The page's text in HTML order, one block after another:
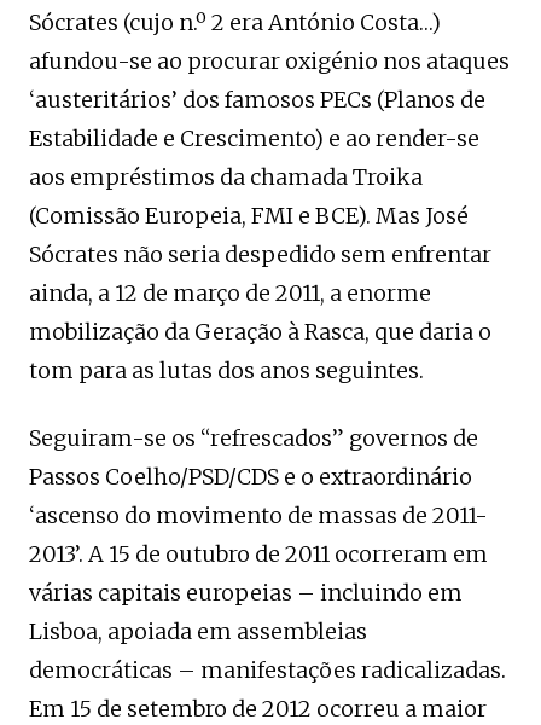
Sócrates (cujo n.º 2 era António Costa…)
afundou-se ao procurar oxigénio nos ataques
‘austeritários’ dos famosos PECs (Planos de
Estabilidade e Crescimento) e ao render-se
aos empréstimos da chamada Troika
(Comissão Europeia, FMI e BCE). Mas José
Sócrates não seria despedido sem enfrentar
ainda, a 12 de março de 2011, a enorme
mobilização da Geração à Rasca, que daria o
tom para as lutas dos anos seguintes.
Seguiram-se os “refrescados” governos de
Passos Coelho/PSD/CDS e o extraordinário
‘ascenso do movimento de massas de 2011-
2013’. A 15 de outubro de 2011 ocorreram em
várias capitais europeias – incluindo em
Lisboa, apoiada em assembleias
democráticas – manifestações radicalizadas.
Em 15 de setembro de 2012 ocorreu a maior